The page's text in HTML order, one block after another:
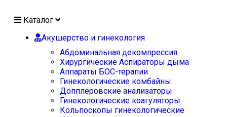
Каталог
Акушерство и гинекология
Абдоминальная декомпрессия
Хирургические Аспираторы дыма
Аппараты БОС-терапии
Гинекологические комбайны
Допплеровские анализаторы
Гинекологические коагуляторы
Кольпоскопы гинекологические